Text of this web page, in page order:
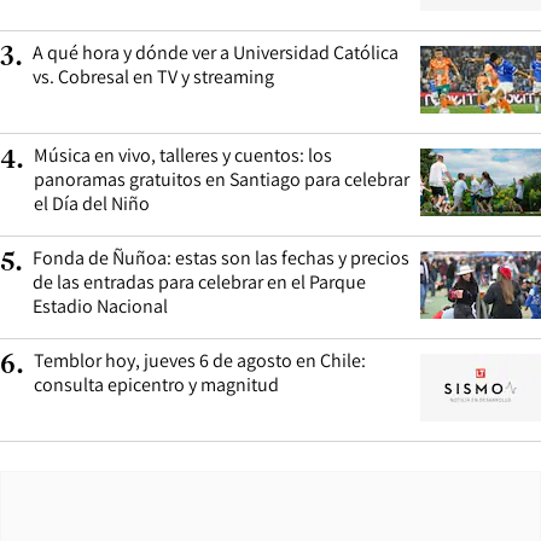
3. A qué hora y dónde ver a Universidad Católica
vs. Cobresal en TV y streaming
4. Música en vivo, talleres y cuentos: los
panoramas gratuitos en Santiago para celebrar
el Día del Niño
5. Fonda de Ñuñoa: estas son las fechas y precios
de las entradas para celebrar en el Parque
Estadio Nacional
6. Temblor hoy, jueves 6 de agosto en Chile:
consulta epicentro y magnitud